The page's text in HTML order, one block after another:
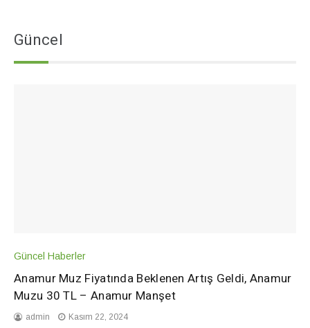
Güncel
Güncel Haberler
Anamur Muz Fiyatında Beklenen Artış Geldi, Anamur
Muzu 30 TL – Anamur Manşet
admin Kasım 22, 2024